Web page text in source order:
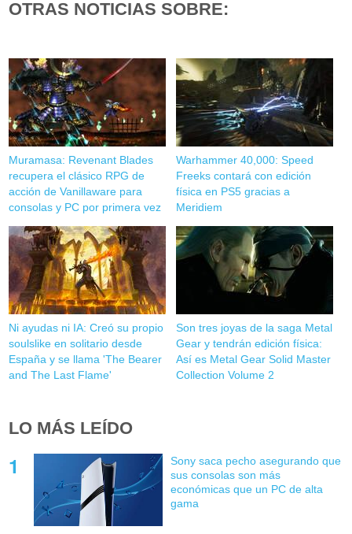
OTRAS NOTICIAS SOBRE:
Muramasa: Revenant Blades
recupera el clásico RPG de
acción de Vanillaware para
consolas y PC por primera vez
Warhammer 40,000: Speed
Freeks contará con edición
física en PS5 gracias a
Meridiem
Ni ayudas ni IA: Creó su propio
soulslike en solitario desde
España y se llama 'The Bearer
and The Last Flame'
Son tres joyas de la saga Metal
Gear y tendrán edición física:
Así es Metal Gear Solid Master
Collection Volume 2
LO MÁS LEÍDO
Sony saca pecho asegurando que
sus consolas son más
económicas que un PC de alta
gama